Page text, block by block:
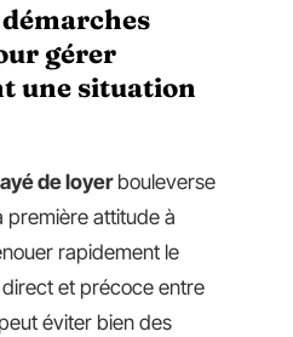
gérer
une situation
de loyerbouleverse
première attitude à
rapidement le
et précoce entre
éviter bien des